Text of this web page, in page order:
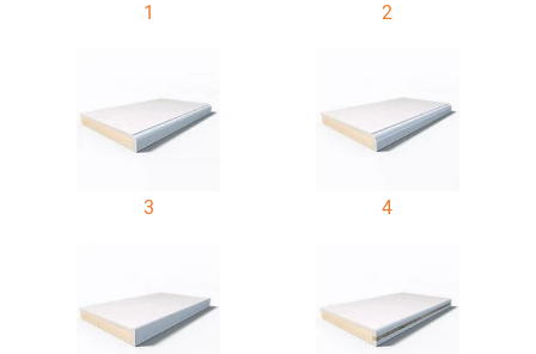
1 2
3 4